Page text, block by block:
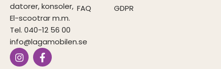
datorer, konsoler,
El-scootrar m.m.
Tel. 040-12 56 00
info@lagamobilen.se
I
n
F
a
FAQ
GDPR